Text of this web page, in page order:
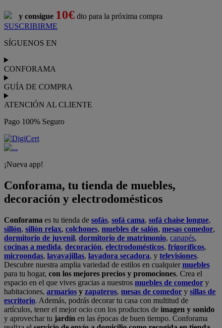
y consigue 10€ dto para la próxima compra
SUSCRIBIRME
SÍGUENOS EN
CONFORAMA
GUÍA DE COMPRA
ATENCIÓN AL CLIENTE
Pago 100% Seguro
¡Nueva app!
Conforama, tu tienda de muebles,
decoración y electrodomésticos
Conforama es tu tienda de sofás, sofá cama, sofá chaise longue,
sillón, sillón relax, colchones, muebles de salón, mesas comedor,
dormitorio de juvenil, dormitorio de matrimonio, canapés,
cocinas a medida, decoración, electrodomésticos, frigoríficos,
microondas, lavavajillas, lavadora secadora, y televisiones.
Descubre nuestra amplia variedad de estilos en cualquiermuebles
para tu hogar, con los mejores precios y promociones. Crea el
espacio en el que vives gracias a nuestros muebles de comedor y
habitaciones, armarios y zapateros, mesas de comedor y sillas de
escritorio. Además, podrás decorar tu casa con multitud de
artículos, tener el mejor ocio con los productos de imagen y sonido
y aprovechar tu jardín en las épocas de buen tiempo. Conforama